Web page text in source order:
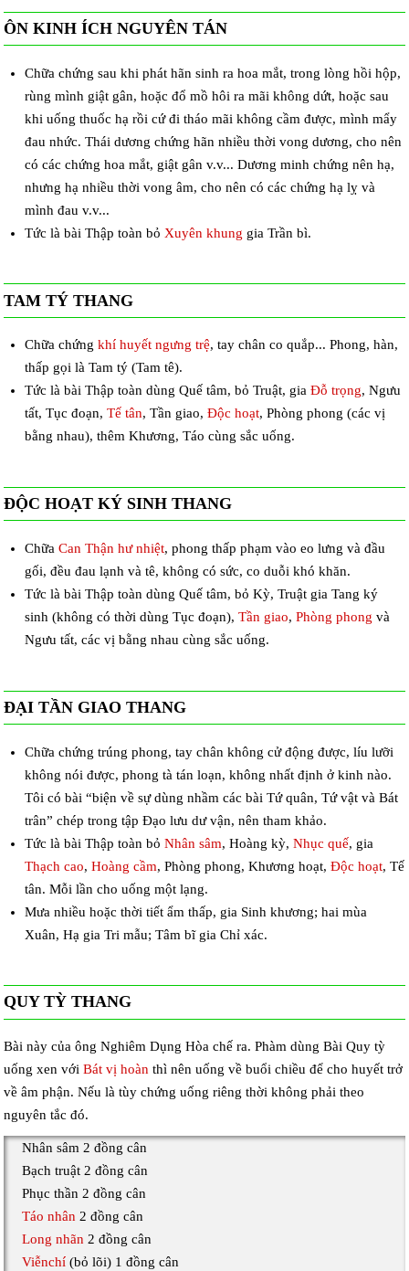
ÔN KINH ÍCH NGUYÊN TÁN
Chữa chứng sau khi phát hãn sinh ra hoa mắt, trong lòng hồi hộp,
rùng mình giật gân, hoặc đổ mồ hôi ra mãi không dứt, hoặc sau
khi uống thuốc hạ rồi cứ đi tháo mãi không cầm được, mình mẩy
đau nhức. Thái dương chứng hãn nhiều thời vong dương, cho nên
có các chứng hoa mắt, giật gân v.v... Dương minh chứng nên hạ,
nhưng hạ nhiều thời vong âm, cho nên có các chứng hạ lỵ và
mình đau v.v...
Tức là bài Thập toàn bỏ Xuyên khung gia Trần bì.
TAM TÝ THANG
Chữa chứng khí huyết ngưng trệ, tay chân co quắp... Phong, hàn,
thấp gọi là Tam tý (Tam tê).
Tức là bài Thập toàn dùng Quế tâm, bỏ Truật, gia Đỗ trọng, Ngưu
tất, Tục đoạn, Tế tân, Tần giao, Độc hoạt, Phòng phong (các vị
bằng nhau), thêm Khương, Táo cùng sắc uống.
ĐỘC HOẠT KÝ SINH THANG
Chữa Can Thận hư nhiệt, phong thấp phạm vào eo lưng và đầu
gối, đều đau lạnh và tê, không có sức, co duỗi khó khăn.
Tức là bài Thập toàn dùng Quế tâm, bỏ Kỳ, Truật gia Tang ký
sinh (không có thời dùng Tục đoạn), Tần giao, Phòng phong và
Ngưu tất, các vị bằng nhau cùng sắc uống.
ĐẠI TẦN GIAO THANG
Chữa chứng trúng phong, tay chân không cử động được, líu lưỡi
không nói được, phong tà tán loạn, không nhất định ở kinh nào.
Tôi có bài “biện về sự dùng nhầm các bài Tứ quân, Tứ vật và Bát
trân” chép trong tập Đạo lưu dư vận, nên tham khảo.
Tức là bài Thập toàn bỏ Nhân sâm, Hoàng kỳ, Nhục quế, gia
Thạch cao, Hoàng cầm, Phòng phong, Khương hoạt, Độc hoạt, Tế
tân. Mỗi lần cho uống một lạng.
Mưa nhiều hoặc thời tiết ẩm thấp, gia Sinh khương; hai mùa
Xuân, Hạ gia Tri mẫu; Tâm bĩ gia Chỉ xác.
QUY TỲ THANG
Bài này của ông Nghiêm Dụng Hòa chế ra. Phàm dùng Bài Quy tỳ
uống xen vớiBát vị hoàn thì nên uống về buổi chiều để cho huyết trở
về âm phận. Nếu là tùy chứng uống riêng thời không phải theo
nguyên tắc đó.
Nhân sâm 2 đồng cân
Bạch truật 2 đồng cân
Phục thần 2 đồng cân
Táo nhân 2 đồng cân
Long nhãn 2 đồng cân
Viễnchí (bỏ lõi) 1 đồng cân